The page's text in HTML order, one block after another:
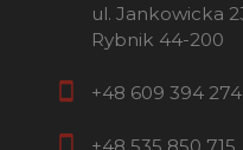
ul. Jankowicka
Rybnik 44-200
+48 609 394 274
+48 535 850 715